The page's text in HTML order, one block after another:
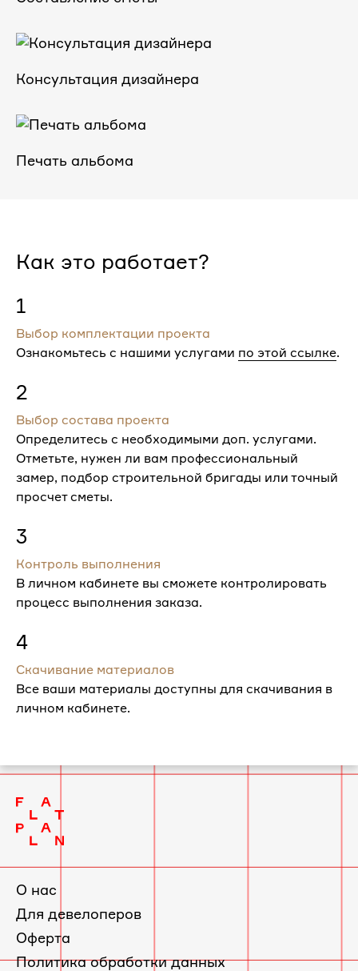
Консультация дизайнера
Печать альбома
Как это работает?
1
Выбор комплектации проекта
Ознакомьтесь с нашими услугами по этой ссылке.
2
Выбор состава проекта
Определитесь с необходимыми доп. услугами.
Отметьте, нужен ли вам профессиональный
замер, подбор строительной бригады или точный
просчет сметы.
3
Контроль выполнения
В личном кабинете вы сможете контролировать
процесс выполнения заказа.
4
Скачивание материалов
Все ваши материалы доступны для скачивания в
личном кабинете.
О нас
Для девелоперов
Оферта
Политика обработки данных